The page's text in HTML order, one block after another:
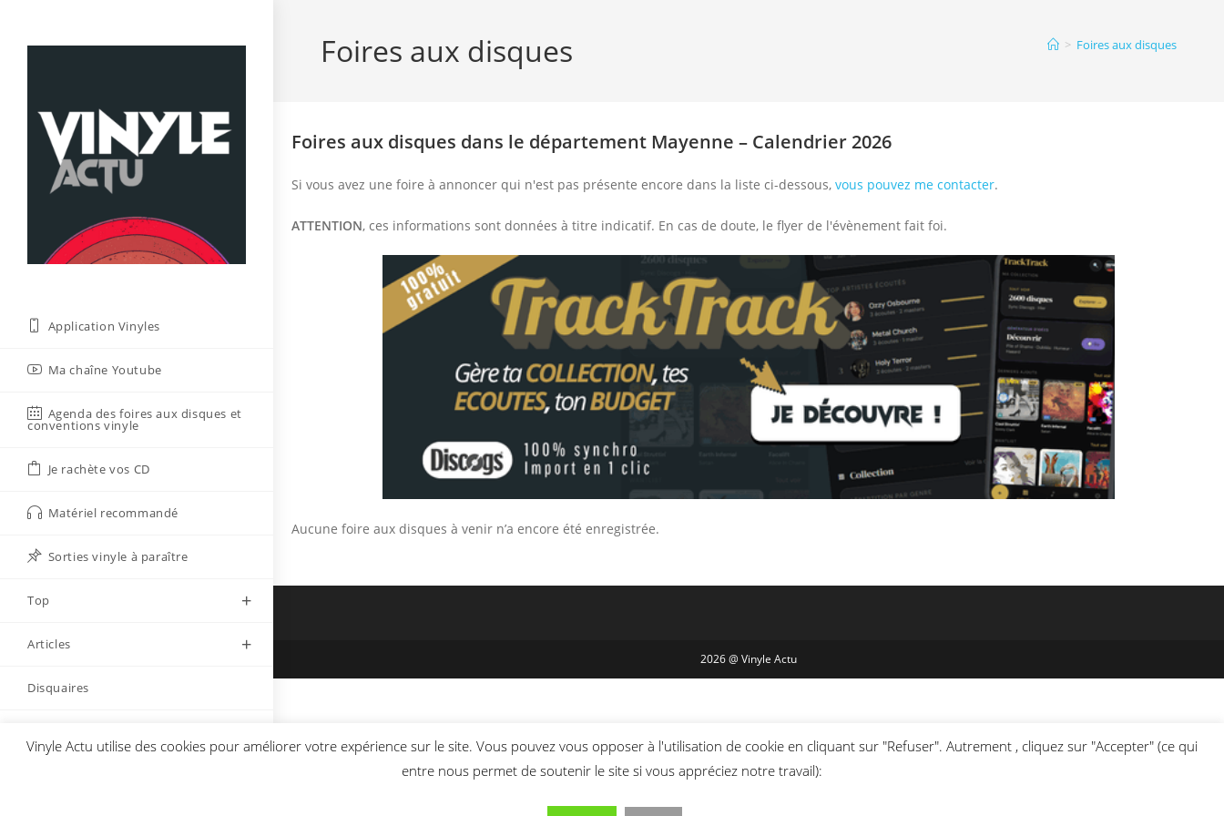
Application Vinyles
Ma chaîne Youtube
Agenda des foires aux disques et
conventions vinyle
Je rachète vos CD
Matériel recommandé
Sorties vinyle à paraître
Top
Articles
Disquaires
Foires aux disques > Foires aux disques
Foires aux disques dans le département Mayenne – Calendrier 2026
Si vous avez une foire à annoncer qui n'est pas présente encore dans la liste ci-dessous, vous pouvez me contacter.
ATTENTION, ces informations sont données à titre indicatif. En cas de doute, le flyer de l'évènement fait foi.
Aucune foire aux disques à venir n’a encore été enregistrée.
2026 @ Vinyle Actu
Vinyle Actu utilise des cookies pour améliorer votre expérience sur le site. Vous pouvez vous opposer à l'utilisation de cookie en cliquant sur "Refuser". Autrement , cliquez sur "Accepter" (ce qui
entre nous permet de soutenir le site si vous appréciez notre travail):